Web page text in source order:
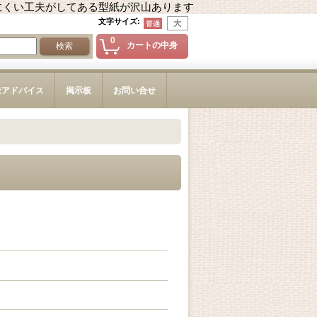
い工夫がしてある型紙が沢山あります
文字サイズ:
0 カートの中身
ドバイス 掲示板 お問い合せ